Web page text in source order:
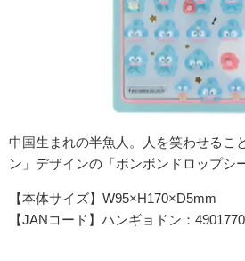
中国生まれの半魚人。人を笑わせるこ
ン」 デザインの「ボンボンドロップシ
【本体サイズ】W95×H170×D5mm
【JANコード】ハンギョドン：